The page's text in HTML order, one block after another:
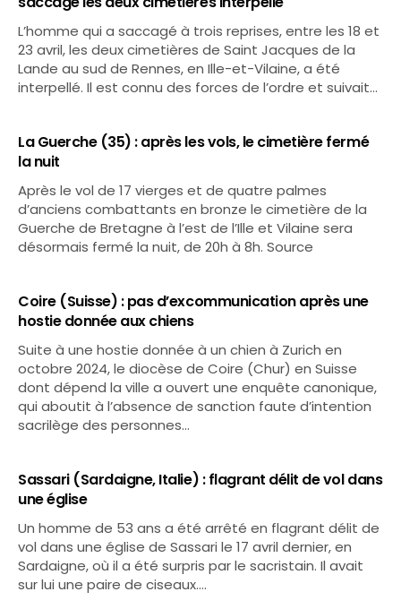
L’homme qui a saccagé à trois reprises, entre les 18 et
23 avril, les deux cimetières de Saint Jacques de la
Lande au sud de Rennes, en Ille-et-Vilaine, a été
interpellé. Il est connu des forces de l’ordre et suivait…
La Guerche (35) : après les vols, le cimetière fermé
la nuit
Après le vol de 17 vierges et de quatre palmes
d’anciens combattants en bronze le cimetière de la
Guerche de Bretagne à l’est de l’Ille et Vilaine sera
désormais fermé la nuit, de 20h à 8h. Source
Coire (Suisse) : pas d’excommunication après une
hostie donnée aux chiens
Suite à une hostie donnée à un chien à Zurich en
octobre 2024, le diocèse de Coire (Chur) en Suisse
dont dépend la ville a ouvert une enquête canonique,
qui aboutit à l’absence de sanction faute d’intention
sacrilège des personnes…
Sassari (Sardaigne, Italie) : flagrant délit de vol dans
une église
Un homme de 53 ans a été arrêté en flagrant délit de
vol dans une église de Sassari le 17 avril dernier, en
Sardaigne, où il a été surpris par le sacristain. Il avait
sur lui une paire de ciseaux.…